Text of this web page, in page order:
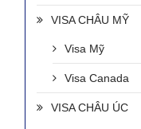
VISA CHÂU MỸ
Visa Mỹ
Visa Canada
VISA CHÂU ÚC